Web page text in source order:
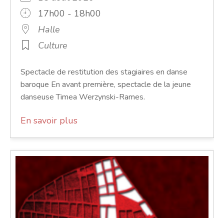
17h00 - 18h00
Halle
Culture
Spectacle de restitution des stagiaires en danse
baroque En avant première, spectacle de la jeune
danseuse Timea Werzynski-Rames.
En savoir plus